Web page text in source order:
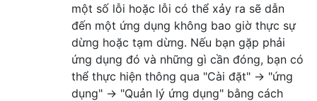
một số lỗi hoặc lỗi có thể xảy ra sẽ dẫn
đến một ứng dụng không bao giờ thực sự
dừng hoặc tạm dừng. Nếu bạn gặp phải
ứng dụng đó và những gì cần đóng, bạn có
thể thực hiện thông qua "Cài đặt" -> "ứng
dụng" -> "Quản lý ứng dụng" bằng cách